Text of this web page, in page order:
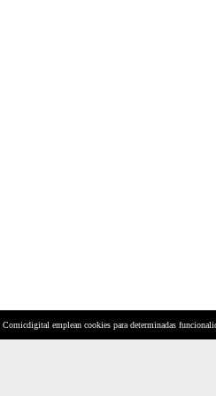
emplean cookies para determinadas